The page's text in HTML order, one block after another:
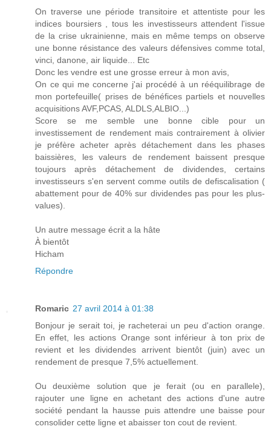
On traverse une période transitoire et attentiste pour les
indices boursiers , tous les investisseurs attendent l'issue
de la crise ukrainienne, mais en même temps on observe
une bonne résistance des valeurs défensives comme total,
vinci, danone, air liquide... Etc
Donc les vendre est une grosse erreur à mon avis,
On ce qui me concerne j'ai procédé à un rééquilibrage de
mon portefeuille( prises de bénéfices partiels et nouvelles
acquisitions AVF,PCAS, ALDLS,ALBIO...)
Score se me semble une bonne cible pour un
investissement de rendement mais contrairement à olivier
je préfère acheter après détachement dans les phases
baissières, les valeurs de rendement baissent presque
toujours après détachement de dividendes, certains
investisseurs s'en servent comme outils de defiscalisation (
abattement pour de 40% sur dividendes pas pour les plus-
values).
Un autre message écrit a la hâte
À bientôt
Hicham
Répondre
Romaric 27 avril 2014 à 01:38
Bonjour je serait toi, je racheterai un peu d'action orange.
En effet, les actions Orange sont inférieur à ton prix de
revient et les dividendes arrivent bientôt (juin) avec un
rendement de presque 7,5% actuellement.
Ou deuxième solution que je ferait (ou en parallele),
rajouter une ligne en achetant des actions d'une autre
société pendant la hausse puis attendre une baisse pour
consolider cette ligne et abaisser ton cout de revient.